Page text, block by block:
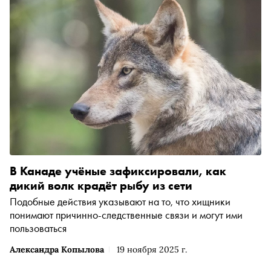
Александра Копылова 19 ноября 2025 г.
В Канаде учёные зафиксировали, как
дикий волк крадёт рыбу из сети
Подобные действия указывают на то, что хищники
понимают причинно-следственные связи и могут ими
пользоваться